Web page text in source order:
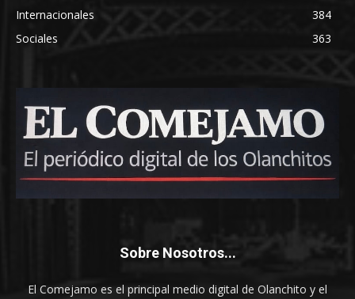
Internacionales
384
Sociales
363
Sobre Nosotros...
El Comejamo es el principal medio digital de Olanchito y el